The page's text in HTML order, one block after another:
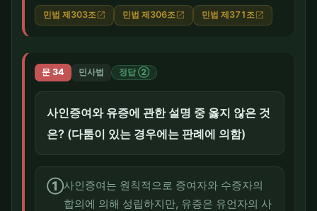
민법 제303조 open_in_new 민법 제306조 open_in_new 민법 제371조 open_in_new
문 34 민사법 정답 ②
사인증여와 유증에 관한 설명 중 옳지 않은 것
은? (다툼이 있는 경우에는 판례에 의함)
①사인증여는 원칙적으로 증여자와 수증자의
합의에 의해 성립하지만, 유증은 유언자의 사